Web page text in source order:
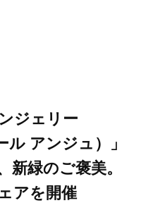
ジェリー
ル アンジュ）」
新緑のご褒美。
アを開催